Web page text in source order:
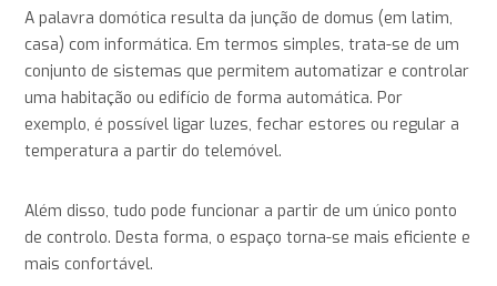
A palavra domótica resulta da junção de domus (em latim,
casa) com informática. Em termos simples, trata-se de um
conjunto de sistemas que permitem automatizar e controlar
uma habitação ou edifício de forma automática. Por
exemplo, é possível ligar luzes, fechar estores ou regular a
temperatura a partir do telemóvel.
Além disso, tudo pode funcionar a partir de um único ponto
de controlo. Desta forma, o espaço torna-se mais eficiente e
mais confortável.